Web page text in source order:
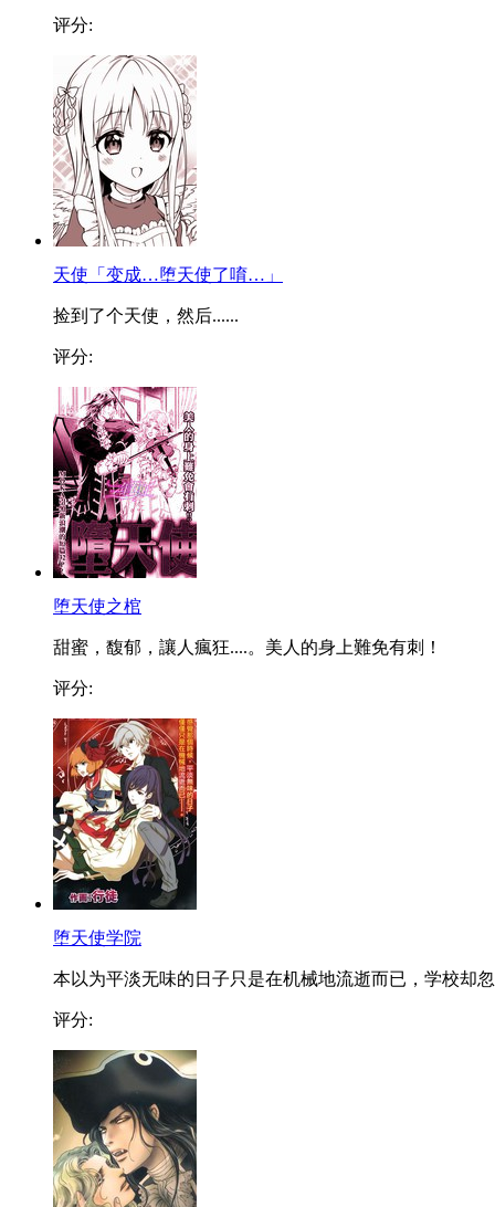
评分:
天使「变成…堕天使了唷…」
捡到了个天使，然后......
评分:
堕天使之棺
甜蜜，馥郁，讓人瘋狂....。美人的身上難免有刺！
评分:
堕天使学院
本以为平淡无味的日子只是在机械地流逝而已，学校却
评分: